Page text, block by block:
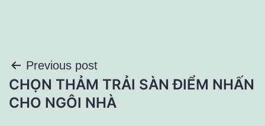
Điều
hướng
Previous post
CHỌN THẢM TRẢI SÀN ĐIỂM NHẤN
CHO NGÔI NHÀ